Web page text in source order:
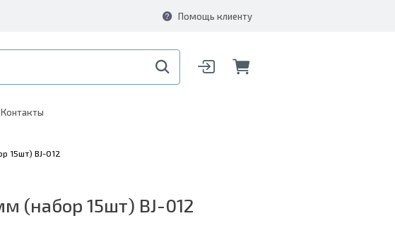
Помощь клиенту
Контакты
15шт) BJ-012
(набор 15шт) BJ-012